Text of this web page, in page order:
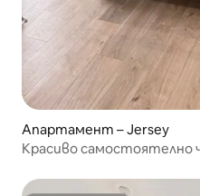
Апартамент – Jersey
Красиво самостоятелно